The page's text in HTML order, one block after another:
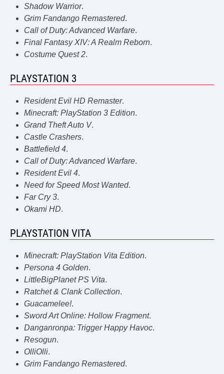
Shadow Warrior.
Grim Fandango Remastered.
Call of Duty: Advanced Warfare.
Final Fantasy XIV: A Realm Reborn.
Costume Quest 2.
PLAYSTATION 3
Resident Evil HD Remaster.
Minecraft: PlayStation 3 Edition.
Grand Theft Auto V.
Castle Crashers.
Battlefield 4.
Call of Duty: Advanced Warfare.
Resident Evil 4.
Need for Speed Most Wanted.
Far Cry 3.
Okami HD.
PLAYSTATION VITA
Minecraft: PlayStation Vita Edition.
Persona 4 Golden.
LittleBigPlanet PS Vita.
Ratchet & Clank Collection.
Guacamelee!.
Sword Art Online: Hollow Fragment.
Danganronpa: Trigger Happy Havoc.
Resogun.
OlliOlli.
Grim Fandango Remastered.